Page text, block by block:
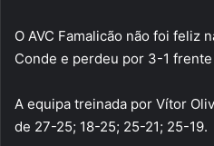
O AVC Famalicão não foi feliz
Conde e perdeu por 3-1
A equipa treinada por Vítor
de 27-25; 18-25; 25-21; 25-19.